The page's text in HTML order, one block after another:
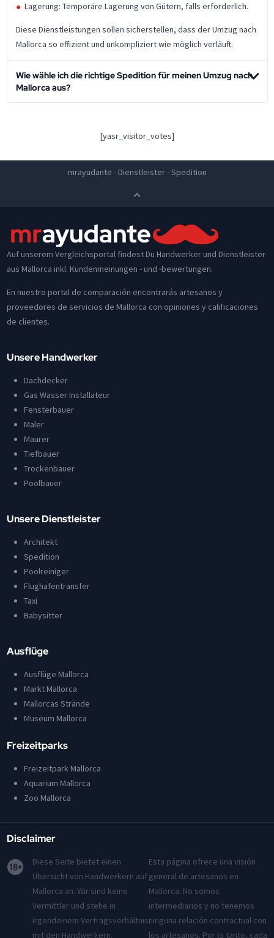
Lagerung: Temporäre Lagerung von Gütern, falls erforderlich.
Diese Dienstleistungen sollen sicherstellen, dass der Umzug nach
Mallorca so effizient und unkompliziert wie möglich verläuft.
Wie wähle ich die richtige Spedition für meinen Umzug nach
Mallorca aus?
[yasr_visitor_votes]
mrayudante - Dienstleister-Spedition
Auf unserem Vergleichsportal findest Du Handwerker und Dienstleister
aus Mallorca inkl. Kundenmeinungen - und -bewertungen.
En nuestro portal de comparación encontrarás artesanos y
proveedores de servicios de Mallorca con opiniones y calificaciones
de clientes.
Unsere Handwerker
Dachdecker
Gas Wasser Installateur
Fensterbauer
Maler
Maurer
Tiefbauer
Trockenbauer
Poolbauer
Unsere Dienstleister
Architekt
Spedition
Poolreiniger
Flughafentransfer
Taxi
Babysitter
Ausflüge
Ausflüge Mallorca
Markt Mallorca
Mallorcas Strände
Museum Mallorca
Freizeitparks
Freizeitpark Mallorca
Aquarium Mallorca
Zoo Mallorca
Disclaimer
Diese Seite bietet einen
Übersicht von Handwerkern auf
Mallorca an. Wir sind keine
Vermittler und stehe in
irgendeinem Vertragsverhältnis
mit den Handwerkern.
Esta página ofrece una visión
general de artesanos en
Mallorca. No somos
intermediarios y no tenemos
ninguna relación contractual con
los artesanos. Por lo tanto, cada